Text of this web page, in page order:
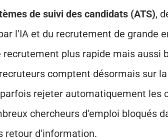
de suivi des candidats (ATS),
l'IA et du recrutement de grande
recrutement plus rapide mais aussi
comptent désormais sur
rejeter automatiquement les
chercheurs d'emploi bloqués
retour d'information.